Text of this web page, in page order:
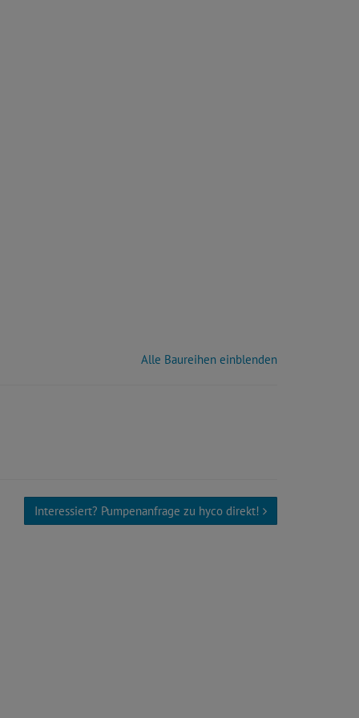
Alle Baureihen einblenden
Interessiert? Pumpenanfrage zu hyco direkt!